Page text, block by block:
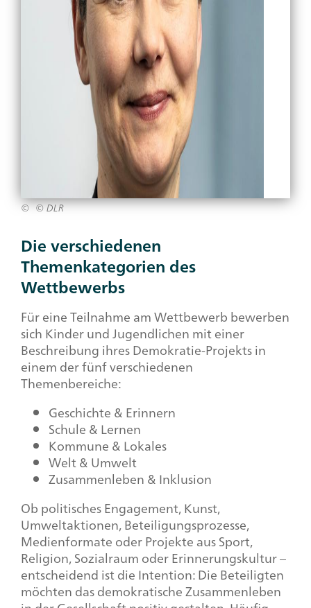
© DLR
Die verschiedenen
Themenkategorien des
Wettbewerbs
Für eine Teilnahme am Wettbewerb bewerben
sich Kinder und Jugendlichen mit einer
Beschreibung ihres Demokratie-Projekts in
einem der fünf verschiedenen
Themenbereiche:
Geschichte & Erinnern
Schule & Lernen
Kommune & Lokales
Welt & Umwelt
Zusammenleben & Inklusion
Ob politisches Engagement, Kunst,
Umweltaktionen, Beteiligungsprozesse,
Medienformate oder Projekte aus Sport,
Religion, Sozialraum oder Erinnerungskultur –
entscheidend ist die Intention: Die Beteiligten
möchten das demokratische Zusammenleben